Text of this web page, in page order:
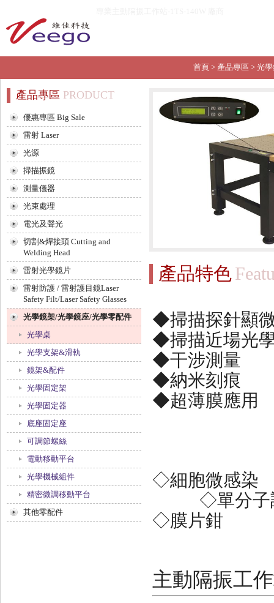
首頁 > 產品專區 > 光
產品特色
◆掃描探
◆掃描近場光
◆干涉測
◆納米
◆超薄
◇細胞
◇單分
◇膜片
主動隔振工
產品專區 PRODUCT
優惠專區 Big Sale
雷射 Laser
光源
掃描振鏡
測量儀器
光束處理
電光及聲光
切割&焊接頭 Cutting and
Welding Head
雷射光學鏡片
雷射防護 / 雷射護目鏡Laser
Safety Filt/Laser Safety Glasses
光學鏡架/光學鏡座/光學零配件
光學桌
光學支架&滑軌
鏡架&配件
光學固定架
光學固定器
底座固定座
可調節螺絲
電動移動平台
光學機械組件
精密微調移動平台
其他零配件